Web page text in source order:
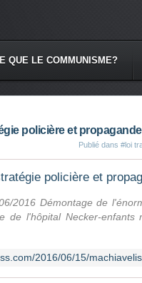
QUE LE COMMUNISME?
policière et
Publié dans #loi
policière et
2016 Démontage de
de l'hôpital Necker-enfants